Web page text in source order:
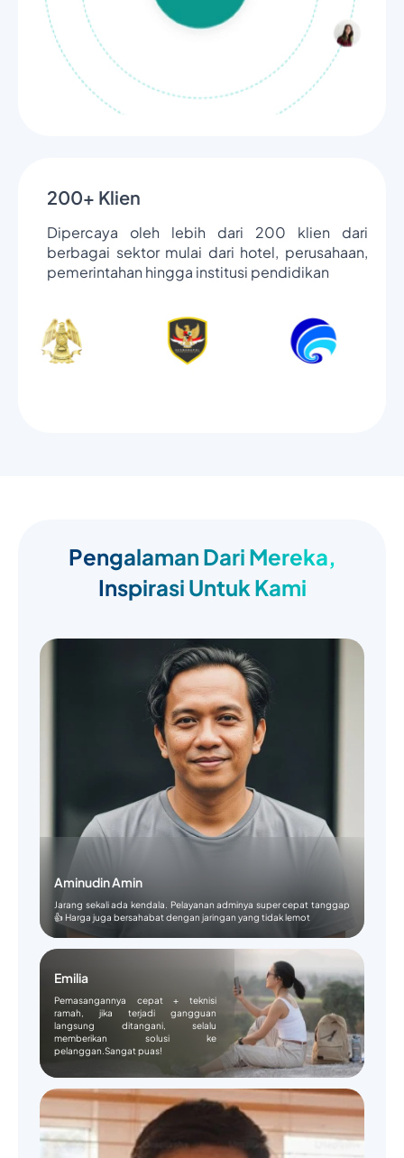
200+ Klien
Dipercaya oleh lebih dari 200 klien dari
berbagai sektor mulai dari hotel, perusahaan,
pemerintahan hingga institusi pendidikan
Pengalaman Dari Mereka,
Inspirasi Untuk Kami
Aminudin Amin
Jarang sekali ada kendala. Pelayanan adminya super cepat tanggap
👍 Harga juga bersahabat dengan jaringan yang tidak lemot
Emilia
Pemasangannya cepat + teknisi
ramah, jika terjadi gangguan
langsung ditangani, selalu
memberikan solusi ke
pelanggan.Sangat puas!